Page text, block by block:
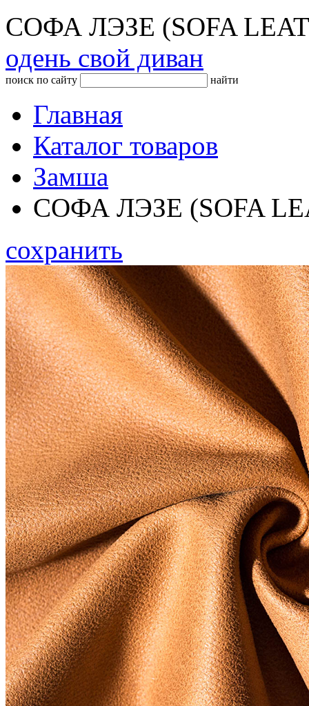
СОФА ЛЭЗЕ (SOFA
одень свой диван
поиск по сайту найти
Главная
Каталог товаров
Замша
СОФА ЛЭЗЕ (SOFA
сохранить